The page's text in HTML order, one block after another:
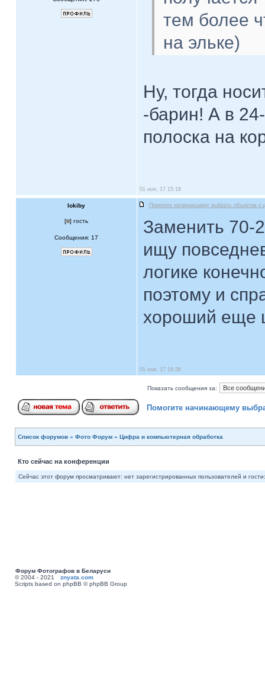
тем более
на эльке)
Ну, тогда
-барин! А в
полоска на
01 ноя, 17 15:18
lokiby Помогите начинающему выбрать объектив к
[ ] гость
Сообщения: 17
Заменить 70-
ищу
логике
поэтому и
хороший еще
01 ноя, 17 16:36
Показать сообщения за:
Помогите начинающему
Список форумов » Фото Форум » Цифра и компьютерная обработка
Кто сейчас на конференции
Сейчас этот форум просматривают: нет зарегистрированных пользователей и
Форум Фотографов в Беларуси
© 2004 - 2021 znyata.com
Scripts based on phpBB © phpBB Group